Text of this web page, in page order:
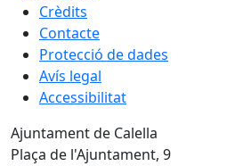
Crèdits
Contacte
Protecció de dades
Avís legal
Accessibilitat
Ajuntament de Calella
Plaça de l'Ajuntament, 9